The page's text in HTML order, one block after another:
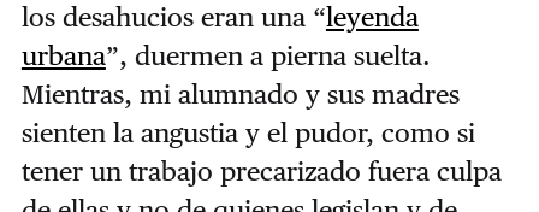
los desahucios eran una “leyenda
urbana”, duermen a pierna suelta.
Mientras, mi alumnado y sus madres
sienten la angustia y el pudor, como si
tener un trabajo precarizado fuera culpa